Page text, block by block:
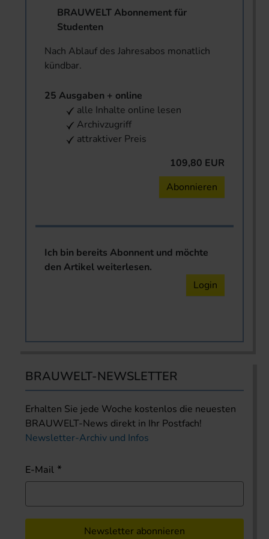
BRAUWELT Abonnement für
Studenten
Nach Ablauf des Jahresabos monatlich
kündbar.
25 Ausgaben + online
alle Inhalte online lesen
Archivzugriff
attraktiver Preis
109,80 EUR
Abonnieren
Ich bin bereits Abonnent und möchte
den Artikel weiterlesen.
Login
BRAUWELT-NEWSLETTER
Erhalten Sie jede Woche kostenlos die neuesten
BRAUWELT-News direkt in Ihr Postfach!
Newsletter-Archiv und Infos
E-Mail
Newsletter abonnieren